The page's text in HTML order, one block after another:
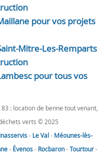
pour vos projets
Mitre-Les-Remparts
pour tous vos
: location de benne tout venant,
verts © 2025
- Le Val- Méounes-lès-
- Évenos- Rocbaron-Tourtour-